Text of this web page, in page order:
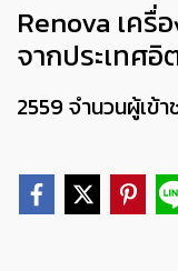
Renova เค
จากประเทศอิ
2559 จำนวนผู้เข้า